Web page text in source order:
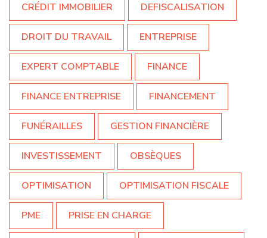
CRÉDIT IMMOBILIER DEFISCALISATION
DROIT DU TRAVAIL ENTREPRISE
EXPERT COMPTABLE FINANCE
FINANCE ENTREPRISE FINANCEMENT
FUNÉRAILLES GESTION FINANCIÈRE
INVESTISSEMENT OBSÈQUES
OPTIMISATION OPTIMISATION FISCALE
PME PRISE EN CHARGE